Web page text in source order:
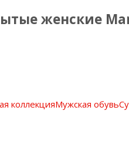
женские
коллекцияМужская обувь